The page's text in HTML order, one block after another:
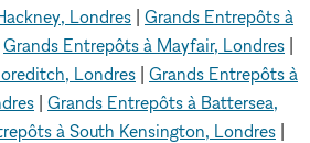
Londres Grands Entrepôts à
Grands Entrepôts à Mayfair, Londres
Londres Grands Entrepôts à
Grands Entrepôts à Battersea,
à South Kensington, Londres